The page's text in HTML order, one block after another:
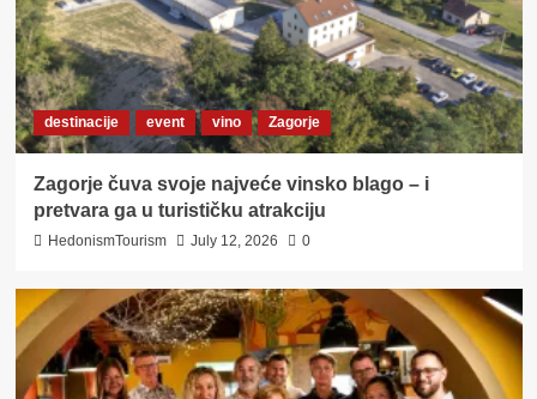
destinacije event vino Zagorje
Zagorje čuva svoje najveće vinsko blago – i
pretvara ga u turističku atrakciju
HedonismTourism July 12, 2026 0